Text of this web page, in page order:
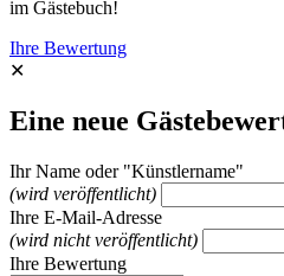
im Gästebuch!
Ihre Bewertung
✕
Eine neue
Ihr Name oder "Künstlername"
(wird veröffentlicht)
Ihre E-Mail-Adresse
(wird nicht veröffentlicht)
Ihre Bewertung